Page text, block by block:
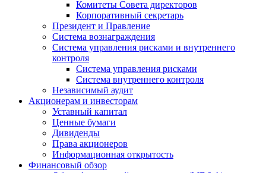
Комитеты Совета директоров
Корпоративный секретарь
Президент и Правление
Система вознаграждения
Система управления рисками и внутреннего
контроля
Система управления рисками
Система внутреннего контроля
Независимый аудит
Акционерам и инвесторам
Уставный капитал
Ценные бумаги
Дивиденды
Права акционеров
Информационная открытость
Финансовый обзор